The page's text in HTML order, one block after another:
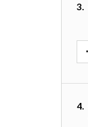
3.
4.